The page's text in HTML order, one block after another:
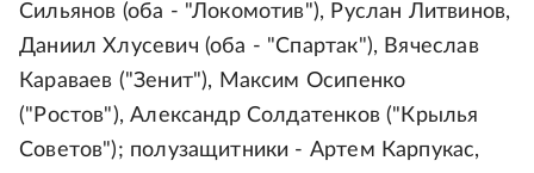
Сильянов (оба - "Локомотив"), Руслан Литвинов,
Даниил Хлусевич (оба - "Спартак"), Вячеслав
Караваев ("Зенит"), Максим Осипенко
("Ростов"), Александр Солдатенков ("Крылья
Советов"); полузащитники - Артем Карпукас,